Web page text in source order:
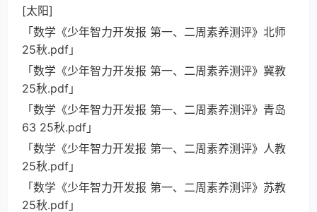
[太阳]
「数学《少年智力开发报 第一、二周素养测评》北师
25秋.pdf」
「数学《少年智力开发报 第一、二周素养测评》冀教
25秋.pdf」
「数学《少年智力开发报 第一、二周素养测评》青岛
63 25秋.pdf」
「数学《少年智力开发报 第一、二周素养测评》人教
25秋.pdf」
「数学《少年智力开发报 第一、二周素养测评》苏教
25秋.pdf」